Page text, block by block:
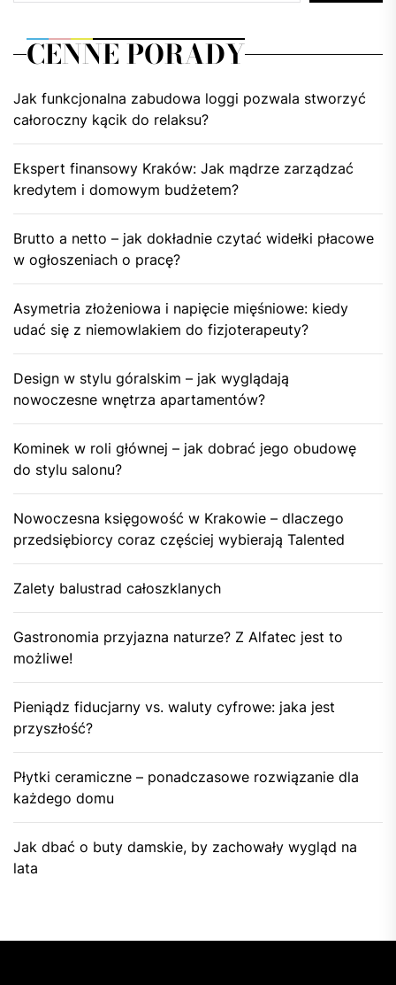
CENNE PORADY
Jak funkcjonalna zabudowa loggi pozwala stworzyć
całoroczny kącik do relaksu?
Ekspert finansowy Kraków: Jak mądrze zarządzać
kredytem i domowym budżetem?
Brutto a netto – jak dokładnie czytać widełki płacowe
w ogłoszeniach o pracę?
Asymetria złożeniowa i napięcie mięśniowe: kiedy
udać się z niemowlakiem do fizjoterapeuty?
Design w stylu góralskim – jak wyglądają
nowoczesne wnętrza apartamentów?
Kominek w roli głównej – jak dobrać jego obudowę
do stylu salonu?
Nowoczesna księgowość w Krakowie – dlaczego
przedsiębiorcy coraz częściej wybierają Talented
Zalety balustrad całoszklanych
Gastronomia przyjazna naturze? Z Alfatec jest to
możliwe!
Pieniądz fiducjarny vs. waluty cyfrowe: jaka jest
przyszłość?
Płytki ceramiczne – ponadczasowe rozwiązanie dla
każdego domu
Jak dbać o buty damskie, by zachowały wygląd na
lata